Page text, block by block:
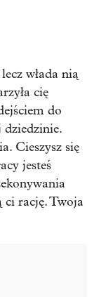
włada nią
cię
do
dziedzinie.
Cieszysz się
jesteś
ci rację. Twoja